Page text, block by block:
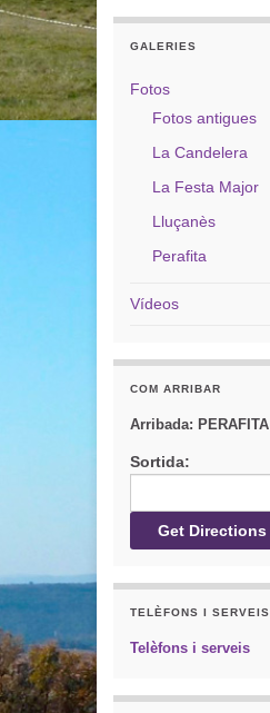
GALERIES
Fotos
Fotos antigues
La Candelera
La Festa Major
Lluçanès
Perafita
Vídeos
COM ARRIBAR
Arribada: PERAFITA
Sortida:
TELÈFONS I SERVEIS
Telèfons i serveis